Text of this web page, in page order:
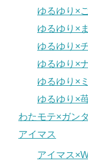
ゆるゆり×
ゆるゆり×
ゆるゆり×
ゆるゆり×
ゆるゆり×
ゆるゆり×
わたモテ×ガン
アイマス
アイマス